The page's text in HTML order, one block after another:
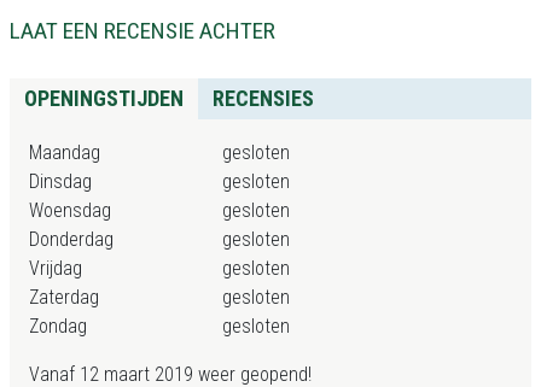
LAAT EEN RECENSIE ACHTER
OPENINGSTIJDEN RECENSIES
Maandag
gesloten
Dinsdag
gesloten
Woensdag
gesloten
Donderdag
gesloten
Vrijdag
gesloten
Zaterdag
gesloten
Zondag
gesloten
Vanaf 12 maart 2019 weer geopend!